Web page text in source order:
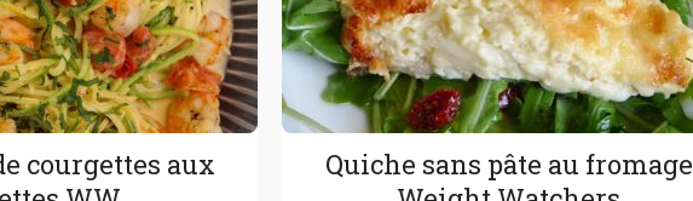
courgettes aux
Quiche sans pâte au fromage